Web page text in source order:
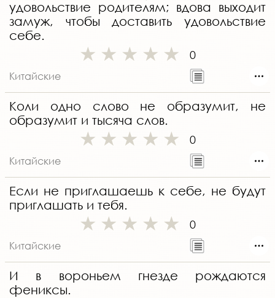
удовольствие родителям; вдова выходит
замуж, чтобы доставить удовольствие
себе.
0
Китайские
Коли одно слово не образумит, не
образумит и тысяча слов.
0
Китайские
Если не приглашаешь к себе, не будут
приглашать и тебя.
0
Китайские
И в вороньем гнезде рождаются
фениксы.